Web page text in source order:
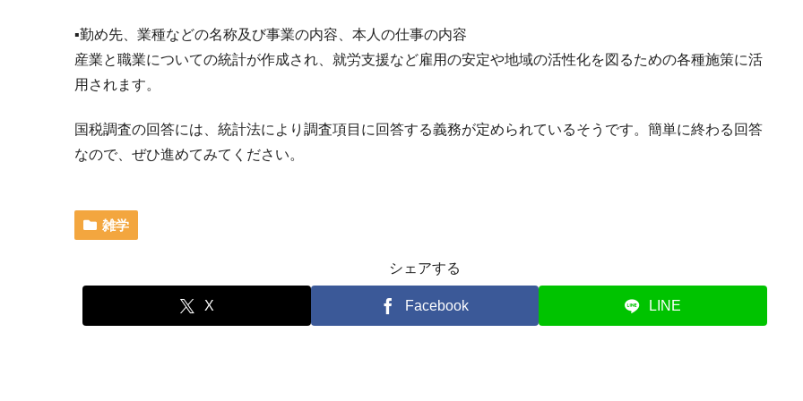
▪️勤め先、業種などの名称及び事業の内容、本人の仕事の内容
産業と職業についての統計が作成され、就労支援など雇用の安定や地域の活性化を図るための各種施策に活
用されます。
国税調査の回答には、統計法により調査項目に回答する義務が定められているそうです。簡単に終わる回答
なので、ぜひ進めてみてください。
雑学
シェアする
X Facebook LINE